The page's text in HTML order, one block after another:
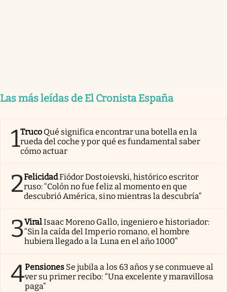
Las más leídas de El Cronista España
1Truco Qué significa encontrar una botella en la
rueda del coche y por qué es fundamental saber
cómo actuar
2FelicidadFiódor Dostoievski, histórico escritor
ruso: “Colón no fue feliz al momento en que
descubrió América, sino mientras la descubría”
3ViralIsaac Moreno Gallo, ingeniero e historiador:
“Sin la caída del Imperio romano, el hombre
hubiera llegado a la Luna en el año 1000”
4Pensiones Se jubila a los 63 años y se conmueve al
ver su primer recibo: “Una excelente y maravillosa
paga”